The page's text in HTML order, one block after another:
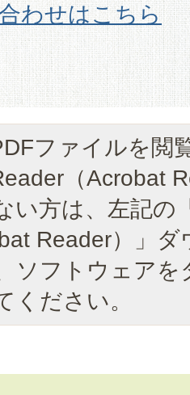
わせはこちら
ファイルを閲
（Acrobat
い方は、左記の
Reader）」
ソフトウェア
ください。